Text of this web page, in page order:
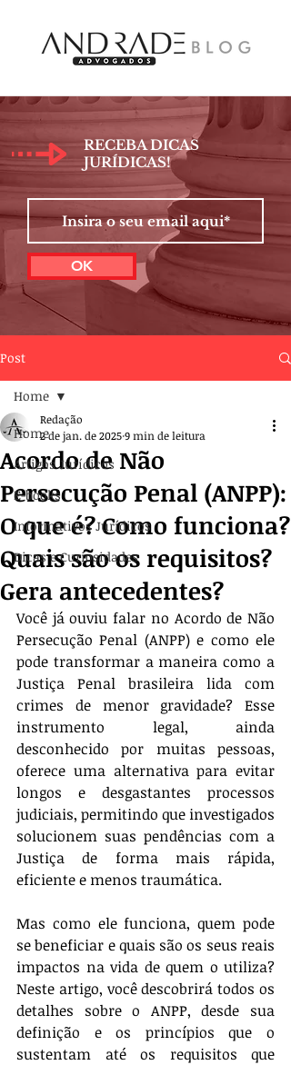
RECEBA DICAS
JURÍDICAS!
OK
Post
Home
Artigos Jurídicos
E-books
Informativos Jurídicos
Dicas e Curiosidades
Home
Acordo de Não
Persecução Penal (ANPP):
O que é? Como funciona?
Quais são os requisitos?
Gera antecedentes?
Redação
2 de jan. de 20259 min de leitura
Você já ouviu falar no Acordo de Não
Persecução Penal (ANPP) e como ele
pode transformar a maneira como a
Justiça Penal brasileira lida com
crimes de menor gravidade? Esse
instrumento legal, ainda
desconhecido por muitas pessoas,
oferece uma alternativa para evitar
longos e desgastantes processos
judiciais, permitindo que investigados
solucionem suas pendências com a
Justiça de forma mais rápida,
eficiente e menos traumática.
Mas como ele funciona, quem pode
se beneficiar e quais são os seus reais
impactos na vida de quem o utiliza?
Neste artigo, você descobrirá todos os
detalhes sobre o ANPP, desde sua
definição e os princípios que o
sustentam até os requisitos que